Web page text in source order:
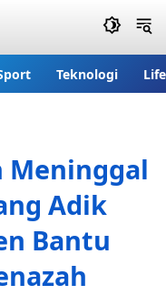
Teknologi
Meninggal
Adik
Bantu